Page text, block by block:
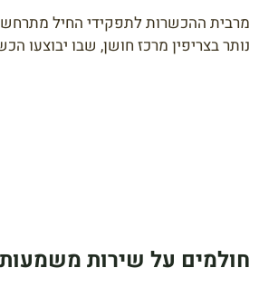
מרבית ההכשרות לתפקידי החיל מתרחשות
נותר בצריפין מרכז חושן, שבו יבוצעו
חולמים על שירות